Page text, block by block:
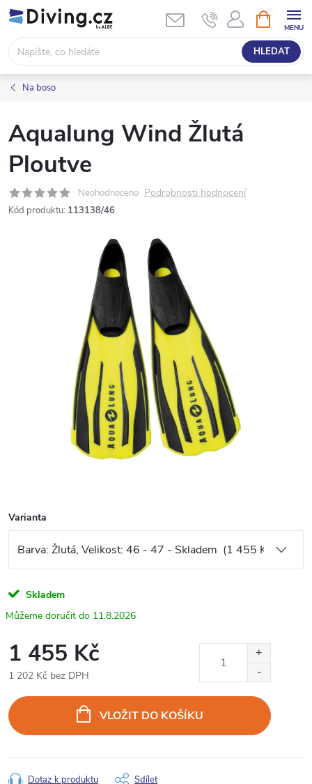
Přejít
na
obsah
HLEDAT
NÁKUPNÍ
KOŠÍK
Na boso
Aqualung Wind Žlutá
Ploutve
Neohodnoceno Podrobnosti hodnocení
Kód produktu: 113138/46
Varianta
Skladem
11.8.2026
1 455 Kč
1 202 Kč bez DPH
cena:
VLOŽIT DO KOŠÍKU
Dotaz k produktu Sdílet